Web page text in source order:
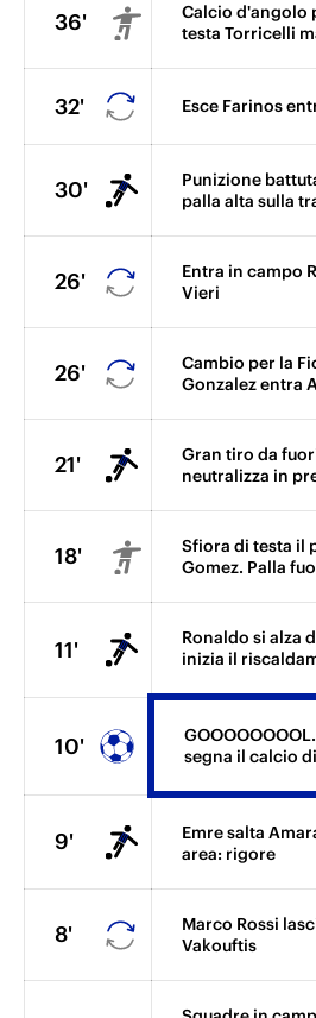
36'
Calcio d'angolo
testa Torricelli
32' Esce Farinos
30'
Punizione
palla alta sulla
26'
Entra in campo
Vieri
26'
Cambio per la
Gonzalez entra
21'
Gran tiro da
neutralizza in
18'
Sfiora di testa il
Gomez. Palla
11'
Ronaldo si alza
inizia il
10'
segna il calcio
9'
Emre salta
area: rigore
8'
Marco Rossi
Vakouftis